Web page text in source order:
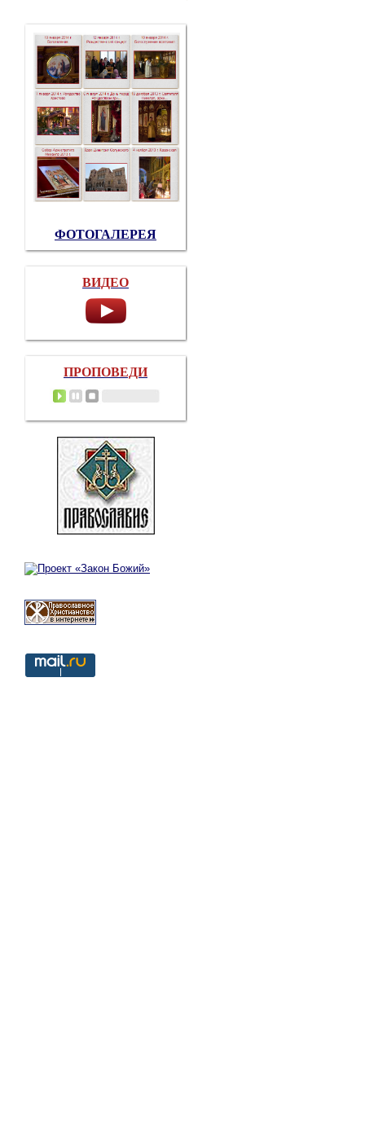
ФОТОГАЛЕРЕЯ
ВИДЕО
ПРОПОВЕДИ